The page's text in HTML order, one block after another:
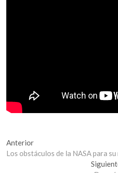
Navegación
de
AnteriorEntrada
anterior:
Los obstáculos de la NASA para